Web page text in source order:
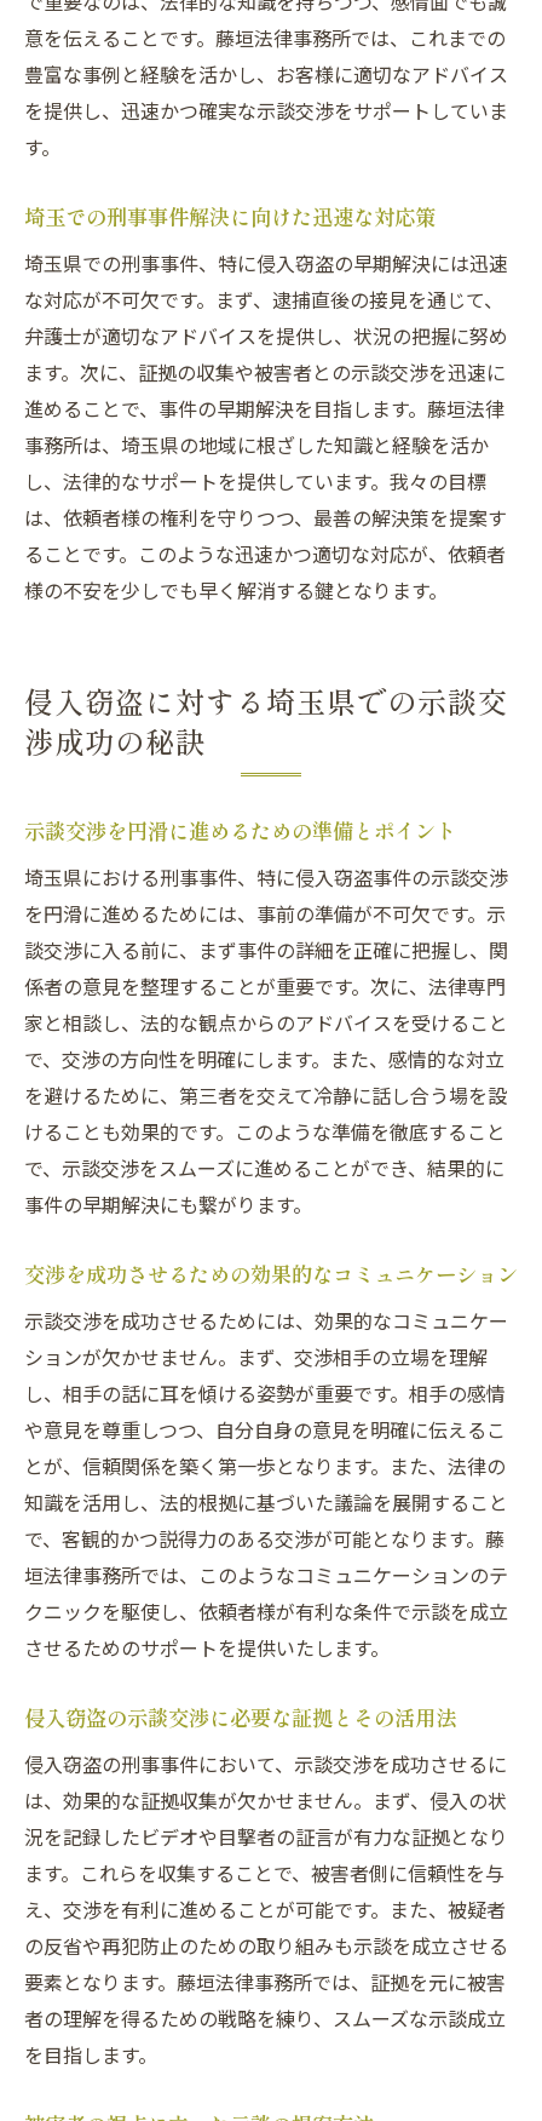
埼玉県での侵入窃盗事件示談で解決するポイン
ト
埼玉県での示談交渉の流れとその特徴
示談交渉中に活用できる専門家のアドバイ
ス
成功する示談のための心理的アプローチ
埼玉での示談交渉の成功事例とその分析
埼玉の法律事務所が教える侵入窃盗示談成功の
コツ
法律事務所が提案する示談成功のための基
本戦略
埼玉県における示談交渉の実践例
侵入窃盗事件で示談を成功させるための心
ポート
埼玉での示談交渉に必要な法的知識とその
ニック
意を伝えることです。藤垣法律事務所では、これまでの
豊富な事例と経験を活かし、お客様に適切なアドバイス
を提供し、迅速かつ確実な示談交渉をサポートしていま
す。
埼玉での刑事事件解決に向けた迅速な対応策
埼玉県での刑事事件、特に侵入窃盗の早期解決には迅速
な対応が不可欠です。まず、逮捕直後の接見を通じて、
弁護士が適切なアドバイスを提供し、状況の把握に努め
ます。次に、証拠の収集や被害者との示談交渉を迅速に
進めることで、事件の早期解決を目指します。藤垣法律
事務所は、埼玉県の地域に根ざした知識と経験を活か
し、法律的なサポートを提供しています。我々の目標
は、依頼者様の権利を守りつつ、最善の解決策を提案す
ることです。このような迅速かつ適切な対応が、依頼者
様の不安を少しでも早く解消する鍵となります。
侵入窃盗に対する埼玉県での示談交
渉成功の秘訣
示談交渉を円滑に進めるための準備とポイント
埼玉県における刑事事件、特に侵入窃盗事件の示談交渉
を円滑に進めるためには、事前の準備が不可欠です。示
談交渉に入る前に、まず事件の詳細を正確に把握し、関
係者の意見を整理することが重要です。次に、法律専門
家と相談し、法的な観点からのアドバイスを受けること
で、交渉の方向性を明確にします。また、感情的な対立
を避けるために、第三者を交えて冷静に話し合う場を設
けることも効果的です。このような準備を徹底すること
で、示談交渉をスムーズに進めることができ、結果的に
事件の早期解決にも繋がります。
交渉を成功させるための効果的なコミュニケーション
示談交渉を成功させるためには、効果的なコミュニケー
ションが欠かせません。まず、交渉相手の立場を理解
し、相手の話に耳を傾ける姿勢が重要です。相手の感情
や意見を尊重しつつ、自分自身の意見を明確に伝えるこ
とが、信頼関係を築く第一歩となります。また、法律の
知識を活用し、法的根拠に基づいた議論を展開すること
で、客観的かつ説得力のある交渉が可能となります。藤
垣法律事務所では、このようなコミュニケーションのテ
クニックを駆使し、依頼者様が有利な条件で示談を成立
させるためのサポートを提供いたします。
侵入窃盗の示談交渉に必要な証拠とその活用法
侵入窃盗の刑事事件において、示談交渉を成功させるに
は、効果的な証拠収集が欠かせません。まず、侵入の状
況を記録したビデオや目撃者の証言が有力な証拠となり
ます。これらを収集することで、被害者側に信頼性を与
え、交渉を有利に進めることが可能です。また、被疑者
の反省や再犯防止のための取り組みも示談を成立させる
要素となります。藤垣法律事務所では、証拠を元に被害
者の理解を得るための戦略を練り、スムーズな示談成立
を目指します。